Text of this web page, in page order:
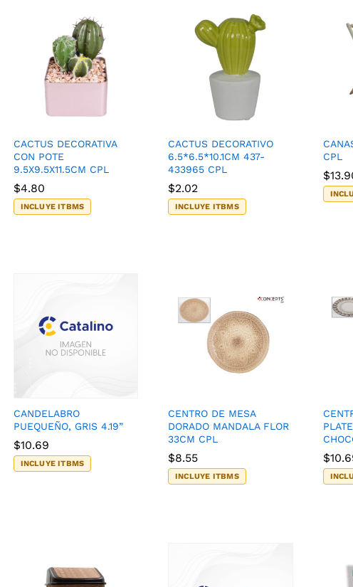
CACTUS DECORATIVA
CON POTE
9.5X9.5X11.5CM CPL
$4.80
INCLUYE ITBMS
$4.80
CACTUS DECORATIVO
6.5*6.5*10.1CM 437-
433965 CPL
$2.02
INCLUYE ITBMS
$2.02
CPL
$
$
CANDELABRO
PUEQUEÑO, GRIS 4.19”
$10.69
INCLUYE ITBMS
$10.69
CENTRO DE MESA
DORADO MANDALA FLOR
33CM CPL
$8.55
INCLUYE ITBMS
$8.55 $
$